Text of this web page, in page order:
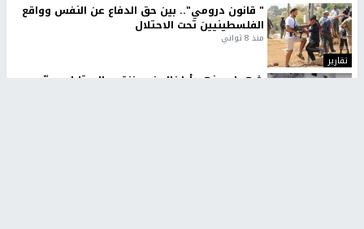
تقارير
" قانون درومي".. بين حق الدفاع عن النفس وواقع
الفلسطينيين تحت الاحتلال
منذ 8 ثواني
شهداء بينهم أطفال في غزة.. والاحتلال يصعّد